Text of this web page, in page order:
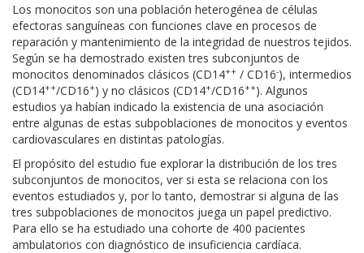
Los monocitos son una población heterogénea de células
efectoras sanguíneas con funciones clave en procesos de
reparación y mantenimiento de la integridad de nuestros tejidos.
Según se ha demostrado existen tres subconjuntos de
monocitos denominados clásicos (CD14++ / CD16-), intermedios
(CD14++/CD16+) y no clásicos (CD14+/CD16++). Algunos
estudios ya habían indicado la existencia de una asociación
entre algunas de estas subpoblaciones de monocitos y eventos
cardiovasculares en distintas patologías.
El propósito del estudio fue explorar la distribución de los tres
subconjuntos de monocitos, ver si esta se relaciona con los
eventos estudiados y, por lo tanto, demostrar si alguna de las
tres subpoblaciones de monocitos juega un papel predictivo.
Para ello se ha estudiado una cohorte de 400 pacientes
ambulatorios con diagnóstico de insuficiencia cardíaca.